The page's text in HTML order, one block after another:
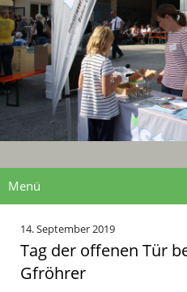
Menü
14. September 2019
Tag der offenen Tür
Gfröhrer